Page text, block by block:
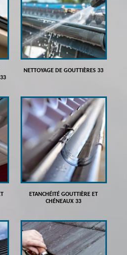
NETTOYAGE DE GOUTTIÈRES 33
ETANCHÉITÉ GOUTTIÈRE ET
CHÉNEAUX 33